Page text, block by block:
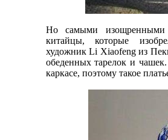
Но самыми изощренными
китайцы, которые
художник Li Xiaofeng из
обеденных тарелок и
каркасе, поэтому такое